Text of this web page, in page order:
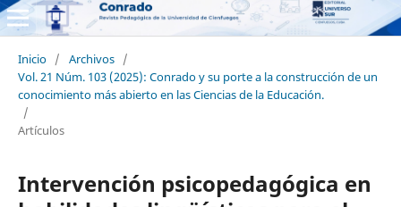
Inicio / Archivos /
Vol. 21 Núm. 103 (2025): Conrado y su porte a la construcción de un
conocimiento más abierto en las Ciencias de la Educación.
/
Artículos
Intervención psicopedagógica en